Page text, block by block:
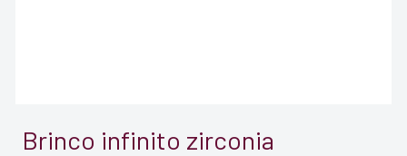
Brinco infinito zirconia